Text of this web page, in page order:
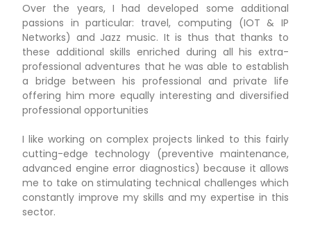
Over the years, I had developed some additional
passions in particular: travel, computing (IOT & IP
Networks) and Jazz music. It is thus that thanks to
these additional skills enriched during all his extra-
professional adventures that he was able to establish
a bridge between his professional and private life
offering him more equally interesting and diversified
professional opportunities
I like working on complex projects linked to this fairly
cutting-edge technology (preventive maintenance,
advanced engine error diagnostics) because it allows
me to take on stimulating technical challenges which
constantly improve my skills and my expertise in this
sector.